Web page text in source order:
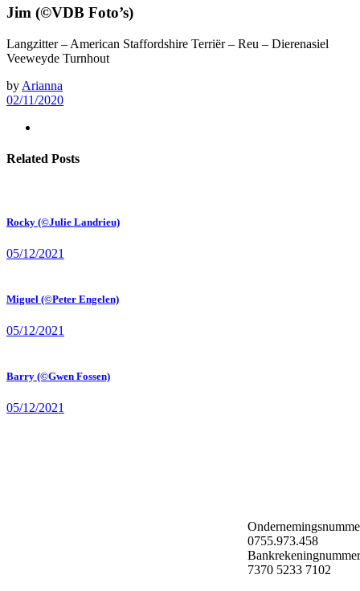
Jim (©VDB Foto’s)
Langzitter – American Staffordshire Terriër – Reu – Dierenasiel
Veeweyde Turnhout
by Arianna
02/11/2020
Related Posts
Rocky (©Julie Landrieu)
05/12/2021
Miguel (©Peter Engelen)
05/12/2021
Barry (©Gwen Fossen)
05/12/2021
0755.973.458
7370 5233 7102